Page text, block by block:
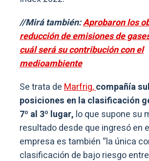
//Mirá también:Aprobaron los
reducción de emisiones de
cuál será su contribución con el
medioambiente
Se trata deMarfrig,compañía
posiciones en la clasificación
7º al 3º lugar, lo que supone su
resultado desde que ingresó en
empresa es también “la única
clasificación de bajo riesgo